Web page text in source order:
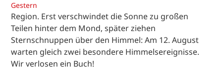
Gestern
Region. Erst verschwindet die Sonne zu großen
Teilen hinter dem Mond, später ziehen
Sternschnuppen über den Himmel: Am 12. August
warten gleich zwei besondere Himmelsereignisse.
Wir verlosen ein Buch!